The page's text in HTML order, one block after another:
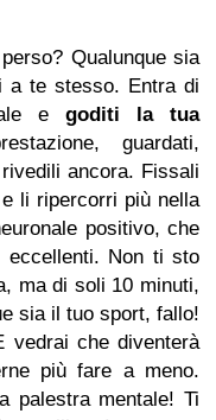
Qualunque sia
a te stesso. Entra di
e goditi la tua
guardati,
ancora. Fissali
li ripercorri più nella
positivo, che
Non ti sto
ma di soli 10 minuti,
sia il tuo sport, fallo!
vedrai che diventerà
più fare a meno.
palestra mentale! Ti